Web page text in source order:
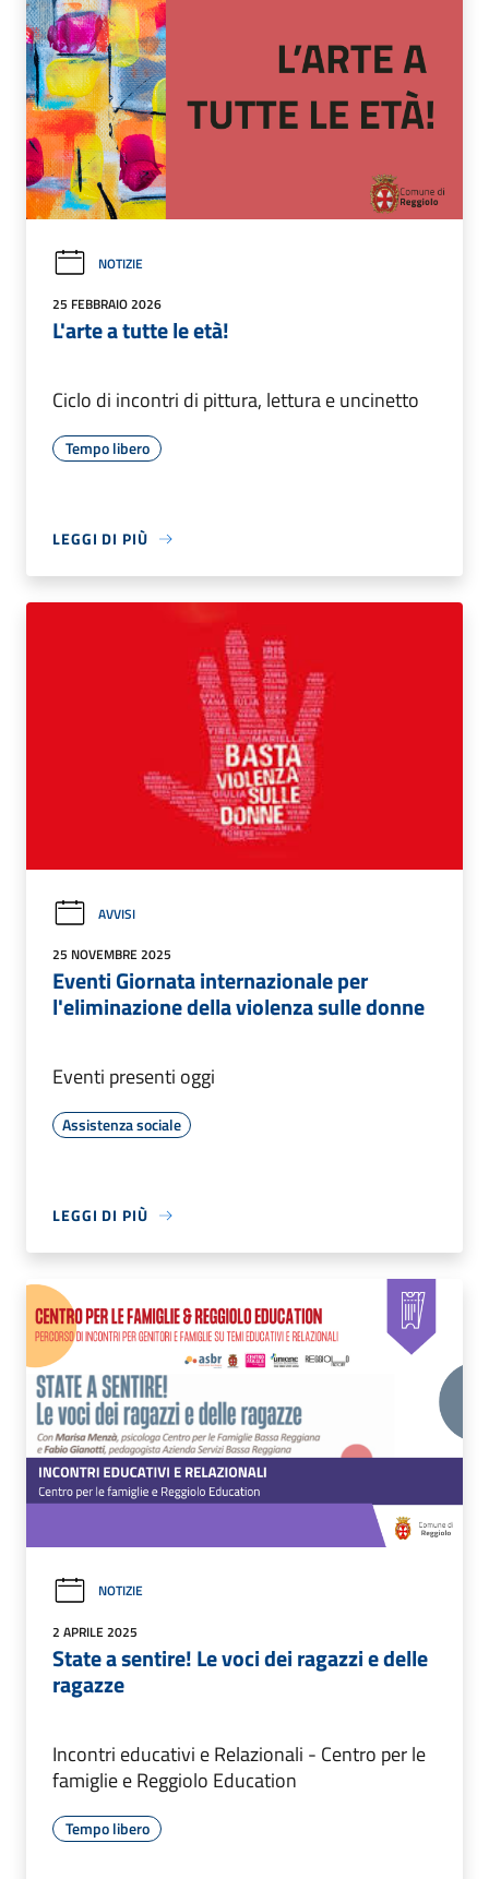
NOTIZIE
25 FEBBRAIO 2026
L'arte a tutte le età!
Ciclo di incontri di pittura, lettura e uncinetto
Tempo libero
LEGGI DI PIÙ
AVVISI
25 NOVEMBRE 2025
Eventi Giornata internazionale per
l'eliminazione della violenza sulle donne
Eventi presenti oggi
Assistenza sociale
LEGGI DI PIÙ
NOTIZIE
2 APRILE 2025
State a sentire! Le voci dei ragazzi e delle
ragazze
Incontri educativi e Relazionali - Centro per le
famiglie e Reggiolo Education
Tempo libero